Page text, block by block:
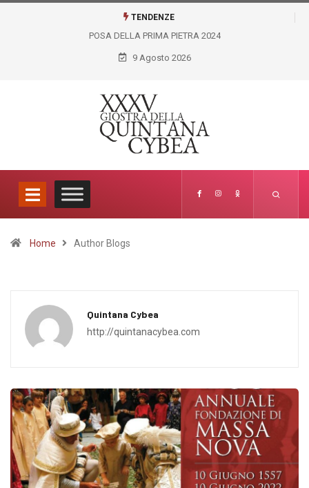
TENDENZE
GIOSTRA VIRTUALE LICEO
ARTISTICO FELICE PALMA
9 Agosto 2026
Home Author Blogs
Quintana Cybea
http://quintanacybea.com